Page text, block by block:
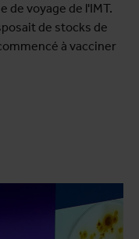
de voyage de l'IMT.
de stocks de
à vacciner